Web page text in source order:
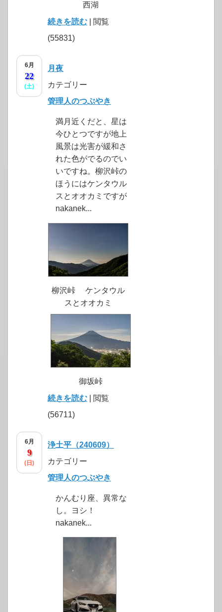
西湖
続きを読む | 閲覧
(55831)
6月
22
(土)
月夜
カテゴリー
管理人のつぶやき
満月近くだと、星は
今ひとつですが地上
風景は光害が緩和さ
れた色がでるのでい
いですね。柳沢峠の
ほうにはケンタウル
スとオオカミですが
nakanek...
柳沢峠 ケンタウル
スとオオカミ
御坂峠
続きを読む | 閲覧
(56711)
6月
9
(日)
浄土平（240609）
カテゴリー
管理人のつぶやき
かんむり座、異常な
し。ヨシ！
nakanek...